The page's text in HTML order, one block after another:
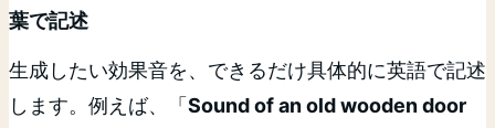
葉で記述
生成したい効果音を、できるだけ具体的に英語で記述
します。例えば、「 Sound of an old wooden door